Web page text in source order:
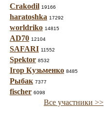
Crakodil 19166
haratoshka 17292
worldriko 14815
AD70 12104
SAFARI 11552
Spektor 8532
Ігор Кузьменко 8485
Рыбак 7377
fischer 6098
Все участники >>